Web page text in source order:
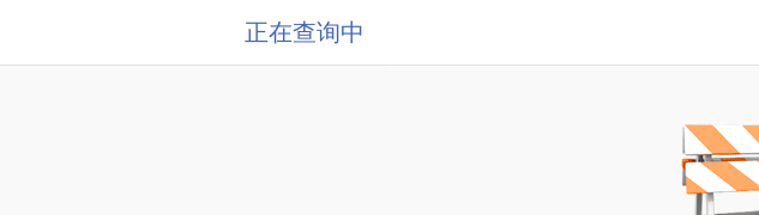
正在查询中